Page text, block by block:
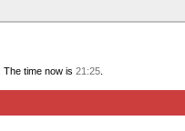
The time now is 21:25.